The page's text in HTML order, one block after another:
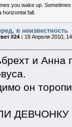
you wake up.
horizontal fall.
в неизвестность
#24 : 19 Апреля 2010,
и Анна
он